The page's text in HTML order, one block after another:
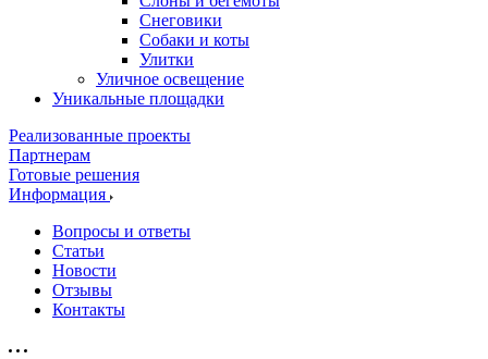
Снеговики
Собаки и коты
Улитки
Уличное освещение
Уникальные площадки
Реализованные проекты
Партнерам
Готовые решения
Информация
Вопросы и ответы
Статьи
Новости
Отзывы
Контакты